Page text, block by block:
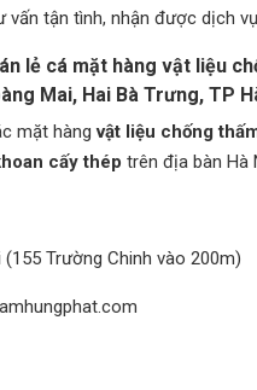
vấn tận tình, nhận được dịch
lẻ cá mặt hàng vật liệu
Mai, Hai Bà Trưng, TP
mặt hàngvật liệu chống
cấy thép trên địa bàn Hà
Trường Chinh vào 200m)